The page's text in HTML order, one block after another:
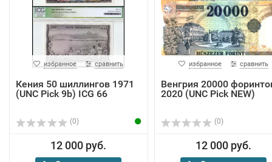
избранное сравнить
Кения 50 шиллингов 1971
(UNC Pick 9b) ICG 66
(0)
12 000 руб.
избранное сравнить
Венгрия 20000
2020 (UNC Pick NEW)
(0)
12 000 руб.